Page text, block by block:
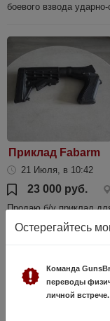
боевого взвода
Приклад Fabarm
21 Июля, в 10:42
23 000 руб.
Продаю б/у приклад
крепежный болт в
Остерегайтесь
Команда
переводы
личной встрече.